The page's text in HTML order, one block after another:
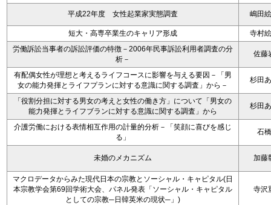
平成22年度 女性起業家実態調査 嶋田
短大・高専卒業生のキャリア形成
寺村
労働訴訟当事者の訴訟評価の特徴－2006年民事訴訟利用者調査の分
析－
佐藤
有配偶女性が理想と考えるライフコースに影響を与える要因－「男
女の能力発揮とライフプランに対する意識に関する調査」から－
杉田
「役割分担に対する男女の考えと女性の働き方」について「男女の
能力発揮とライフブランに対する意識に関する調査」から
杉田
介護労働における表情相互作用の計量的分析－「笑顔に喜びを感じ
る」
石
未婚のメカニズム 加藤
マクロデータからみた現代日本の宗教とソーシャル・キャピタル(日
本宗教学会第69回学術大会、パネル発表「ソーシャル・キャピタル
としての宗教─日韓英米の現状─」)
寺沢